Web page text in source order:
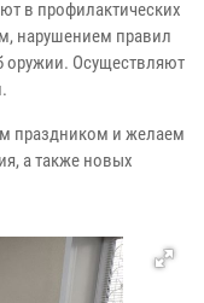
в профилактических
нарушением правил
оружии. Осуществляют
праздником и желаем
а также новых